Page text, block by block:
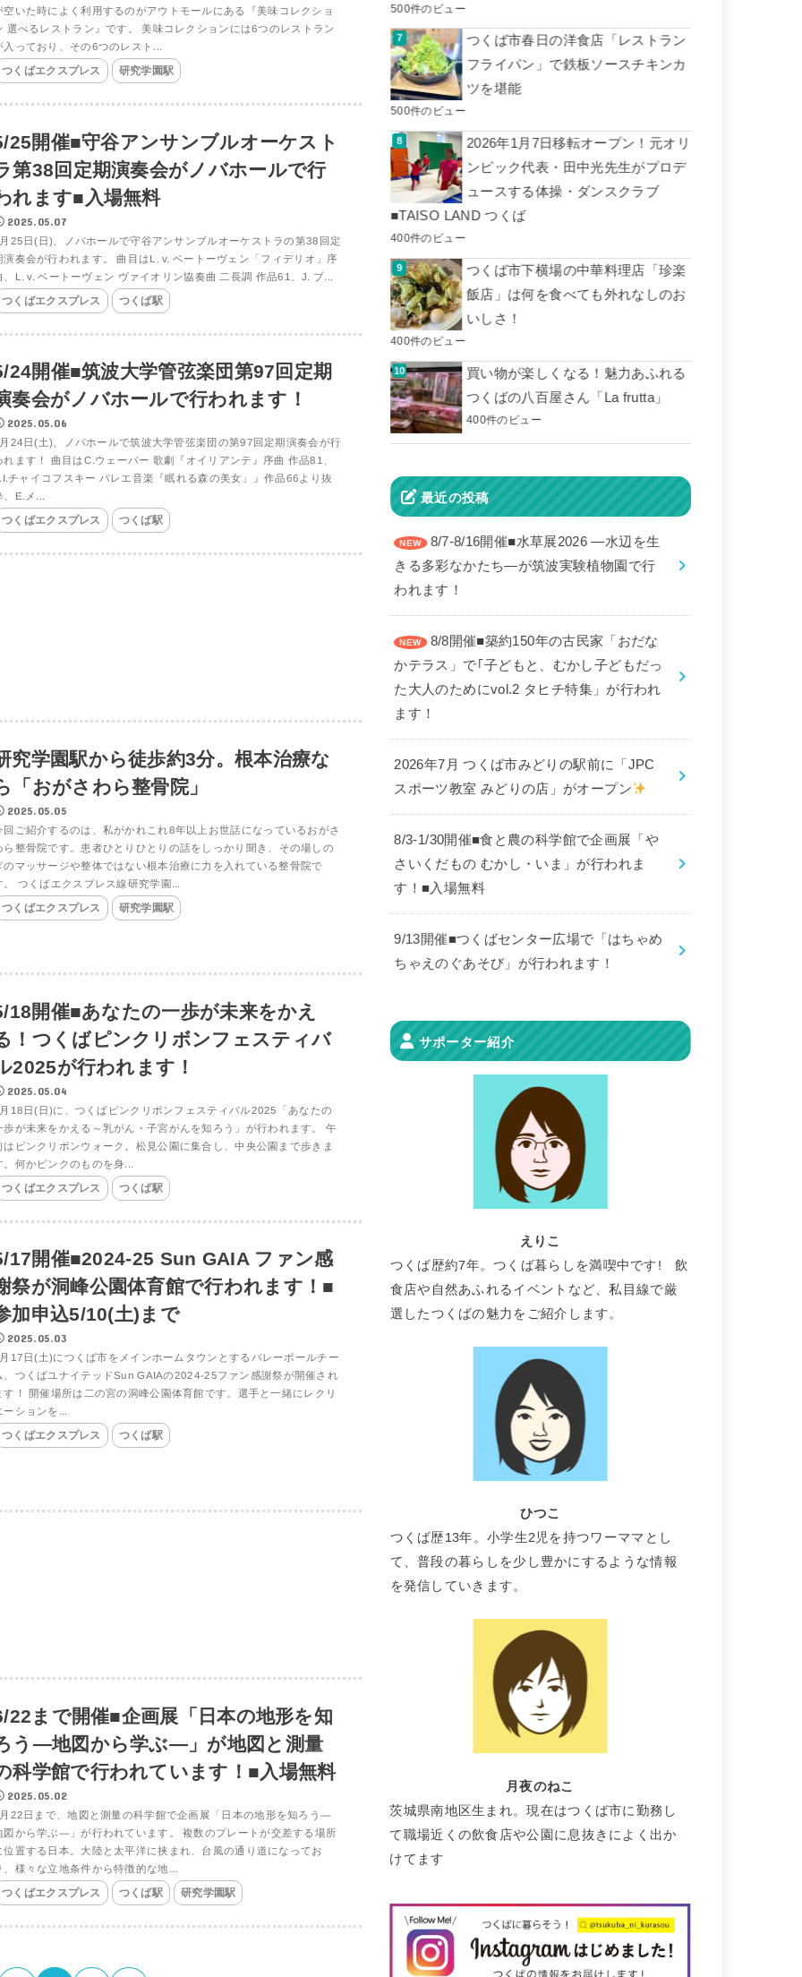
空いた時によく利用するのがアウトモールにある『美味コレクショ
選べるレストラン』です。 美味コレクションには6つのレストラン
入っており、その6つのレスト...
つくばエクスプレス 研究学園駅
25開催■守谷アンサンブルオーケスト
第38回定期演奏会がノバホールで行
れます■入場無料
2025.05.07
25日(日)、ノバホールで守谷アンサンブルオーケストラの第38回定
演奏会が行われます。 曲目はL. v. ベートーヴェン「フィデリオ」序
、L. v. ベートーヴェン ヴァイオリン協奏曲 二長調 作品61、J. ブ...
つくばエクスプレス つくば駅
24開催■筑波大学管弦楽団第97回定期
奏会がノバホールで行われます！
2025.05.06
24日(土)、ノバホールで筑波大学管弦楽団の第97回定期演奏会が行
れます！ 曲目はC.ウェーバー 歌劇『オイリアンテ』序曲 作品81、
チャイコフスキー バレエ音楽『眠れる森の美女」』作品66より抜
、E.メ...
つくばエクスプレス つくば駅
究学園駅から徒歩約3分。根本治療な
「おがさわら整骨院」
2025.05.05
回ご紹介するのは、私がかれこれ8年以上お世話になっているおがさ
ら整骨院です。患者ひとりひとりの話をしっかり聞き、その場しの
のマッサージや整体ではない根本治療に力を入れている整骨院で
。 つくばエクスプレス線研究学園...
つくばエクスプレス 研究学園駅
18開催■あなたの一歩が未来をかえ
！つくばピンクリボンフェスティバ
2025が行われます！
2025.05.04
18日(日)に、つくばピンクリボンフェスティバル2025「あなたの
歩が未来をかえる～乳がん・子宮がんを知ろう」が行われます。 午
はピンクリボンウォーク。松見公園に集合し、中央公園まで歩きま
。何かピンクのものを身...
つくばエクスプレス つくば駅
17開催■2024-25 Sun GAIA ファン感
祭が洞峰公園体育館で行われます！■
加申込5/10(土)まで
2025.05.03
17日(土)につくば市をメインホームタウンとするバレーボールチー
、つくばユナイテッドSun GAIAの2024-25ファン感謝祭が開催され
す！ 開催場所は二の宮の洞峰公園体育館です。選手と一緒にレクリ
ーションを...
つくばエクスプレス つくば駅
22まで開催■企画展「日本の地形を知
う―地図から学ぶ―」が地図と測量
科学館で行われています！■入場無料
2025.05.02
22日まで、地図と測量の科学館で企画展「日本の地形を知ろう―
図から学ぶ―」が行われています。 複数のプレートが交差する場所
位置する日本。大陸と太平洋に挟まれ、台風の通り道になってお
、様々な立地条件から特徴的な地...
つくばエクスプレス つくば駅 研究学園駅
500件のビュー
つくば市春日の洋食店「レストラン
フライパン」で鉄板ソースチキンカ
ツを堪能
500件のビュー
2026年1月7日移転オープン！元オリ
ンピック代表・田中光先生がプロデ
ュースする体操・ダンスクラブ
■TAISO LAND つくば
400件のビュー
つくば市下横場の中華料理店「珍楽
飯店」は何を食べても外れなしのお
いしさ！
400件のビュー
買い物が楽しくなる！魅力あふれる
つくばの八百屋さん「La frutta」
400件のビュー
最近の投稿
8/7-8/16開催■水草展2026 ―水辺を生
きる多彩なかたち―が筑波実験植物園で行
われます！
8/8開催■築約150年の古民家「おだな
かテラス」で｢子どもと、むかし子どもだっ
た大人のためにvol.2 タヒチ特集」が行われ
ます！
2026年7月 つくば市みどりの駅前に「JPC
スポーツ教室 みどりの店」がオープン
8/3-1/30開催■食と農の科学館で企画展「や
さいくだもの むかし・いま」が行われま
す！■入場無料
9/13開催■つくばセンター広場で「はちゃめ
ちゃえのぐあそび」が行われます！
サポーター紹介
えりこ
つくば歴約7年。つくば暮らしを満喫中です! 飲
食店や自然あふれるイベントなど、私目線で厳
選したつくばの魅力をご紹介します。
ひつこ
つくば歴13年。小学生2児を持つワーママとし
て、普段の暮らしを少し豊かにするような情報
を発信していきます。
月夜のねこ
茨城県南地区生まれ。現在はつくば市に勤務し
て職場近くの飲食店や公園に息抜きによく出か
けてます